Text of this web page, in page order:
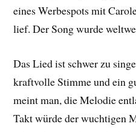
eines Werbespots mit
lief. Der Song wurde
Das Lied ist schwer zu
kraftvolle Stimme und ein
meint man, die Melodie
Takt würde der wuchtigen